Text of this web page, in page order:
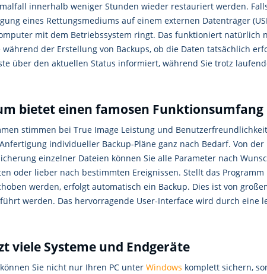
innerhalb weniger Stunden wieder restauriert werden.
eines Rettungsmediums auf einem externen Datenträger
mit dem Betriebssystem ringt. Das funktioniert natürlich
der Erstellung von Backups, ob die Daten tatsächlich
über den aktuellen Status informiert, während Sie trotz
bietet einen famosen Funktionsumfang
stimmen bei True Image Leistung und
individueller Backup-Pläne ganz nach Bedarf. Von
einzelner Dateien können Sie alle Parameter nach
oder lieber nach bestimmten Ereignissen. Stellt das
werden, erfolgt automatisch ein Backup. Dies ist von
werden. Das hervorragende User-Interface wird durch eine
viele Systeme und Endgeräte
Sie nicht nur Ihren PC unter Windows komplett sichern,